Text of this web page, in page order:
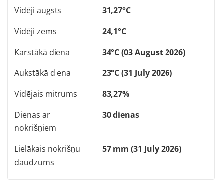
Vidēji augsts
31,27°C
Vidēji zems
24,1°C
Karstākā diena
34°C (03 August 2026)
Aukstākā diena
23°C (31 July 2026)
Vidējais mitrums
83,27%
Dienas ar
nokrišņiem
30 dienas
Lielākais nokrišņu
daudzums
57 mm (31 July 2026)